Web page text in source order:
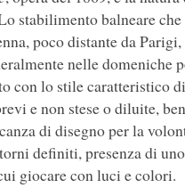
stabilimento balneare
poco distante da
nelle domeniche
con lo stile caratteristico
e non stese o diluite,
di disegno per la
definiti, presenza di
giocare con luci e colori.